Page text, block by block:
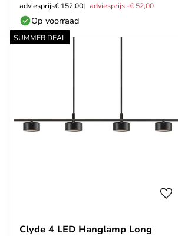
adviesprijs€ 152,00 adviesprijs -€ 52,00
Op voorraad
SUMMER DEAL
Clyde 4 LED Hanglamp Long